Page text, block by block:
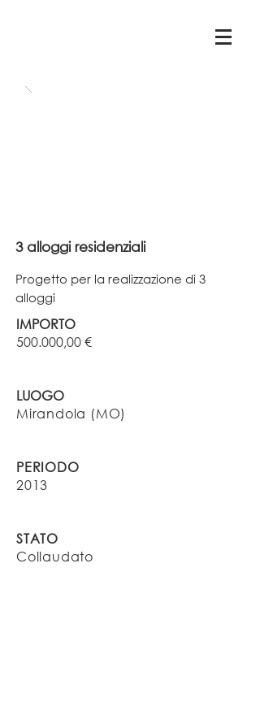
3 alloggi residenziali
Progetto per la realizzazione di 3
alloggi
IMPORTO
500.000,00 €
LUOGO
Mirandola (MO)
PERIODO
2013
STATO
Collaudato